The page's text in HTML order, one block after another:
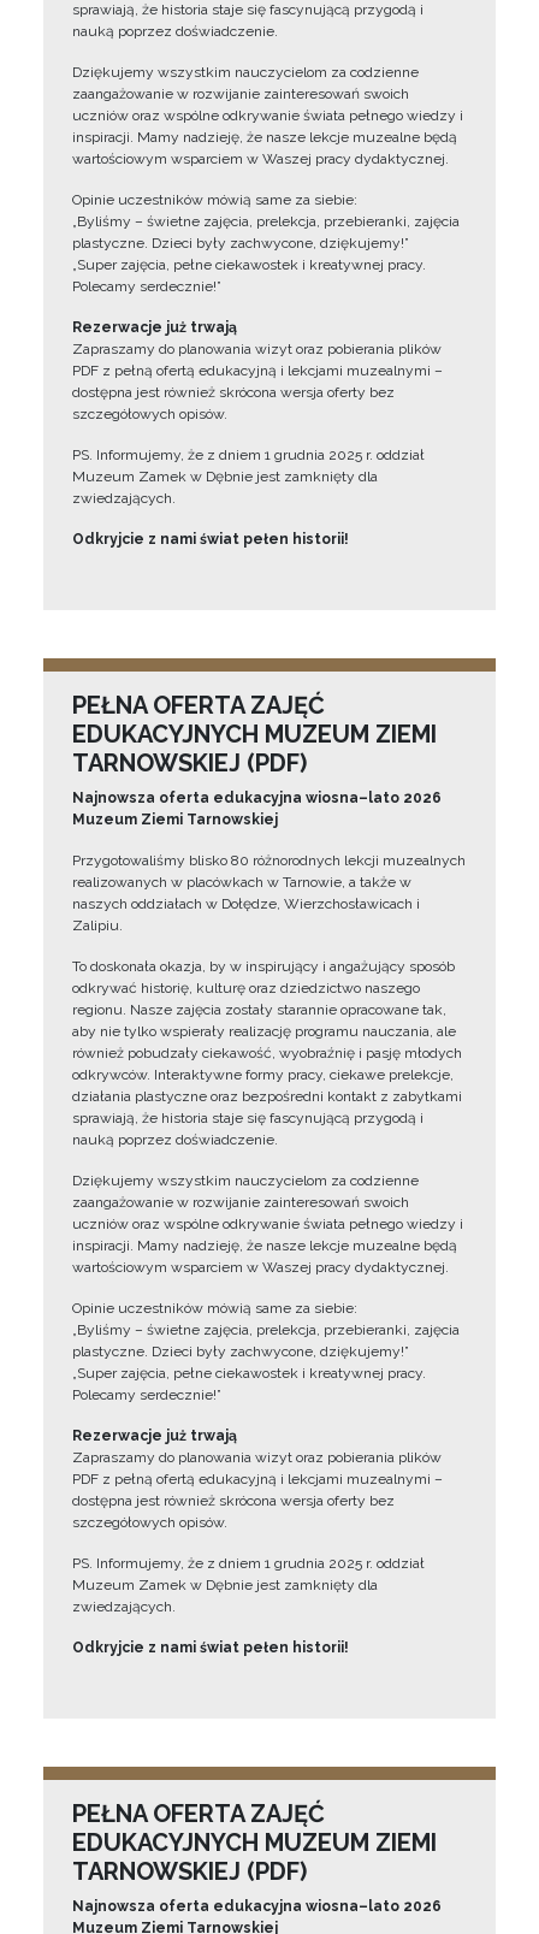
sprawiają, że historia staje się fascynującą przygodą i
nauką poprzez doświadczenie.
Dziękujemy wszystkim nauczycielom za codzienne
zaangażowanie w rozwijanie zainteresowań swoich
uczniów oraz wspólne odkrywanie świata pełnego wiedzy i
inspiracji. Mamy nadzieję, że nasze lekcje muzealne będą
wartościowym wsparciem w Waszej pracy dydaktycznej.
Opinie uczestników mówią same za siebie:
„Byliśmy – świetne zajęcia, prelekcja, przebieranki, zajęcia
plastyczne. Dzieci były zachwycone, dziękujemy!”
„Super zajęcia, pełne ciekawostek i kreatywnej pracy.
Polecamy serdecznie!”
Rezerwacje już trwają
Zapraszamy do planowania wizyt oraz pobierania plików
PDF z pełną ofertą edukacyjną i lekcjami muzealnymi –
dostępna jest również skrócona wersja oferty bez
szczegółowych opisów.
PS. Informujemy, że z dniem 1 grudnia 2025 r. oddział
Muzeum Zamek w Dębnie jest zamknięty dla
zwiedzających.
Odkryjcie z nami świat pełen historii!
PEŁNA OFERTA ZAJĘĆ
EDUKACYJNYCH MUZEUM ZIEMI
TARNOWSKIEJ (PDF)
Najnowsza oferta edukacyjna wiosna–lato 2026
Muzeum Ziemi Tarnowskiej
Przygotowaliśmy blisko 80 różnorodnych lekcji muzealnych
realizowanych w placówkach w Tarnowie, a także w
naszych oddziałach w Dołędze, Wierzchosławicach i
Zalipiu.
To doskonała okazja, by w inspirujący i angażujący sposób
odkrywać historię, kulturę oraz dziedzictwo naszego
regionu. Nasze zajęcia zostały starannie opracowane tak,
aby nie tylko wspierały realizację programu nauczania, ale
również pobudzały ciekawość, wyobraźnię i pasję młodych
odkrywców. Interaktywne formy pracy, ciekawe prelekcje,
działania plastyczne oraz bezpośredni kontakt z zabytkami
sprawiają, że historia staje się fascynującą przygodą i
nauką poprzez doświadczenie.
Dziękujemy wszystkim nauczycielom za codzienne
zaangażowanie w rozwijanie zainteresowań swoich
uczniów oraz wspólne odkrywanie świata pełnego wiedzy i
inspiracji. Mamy nadzieję, że nasze lekcje muzealne będą
wartościowym wsparciem w Waszej pracy dydaktycznej.
Opinie uczestników mówią same za siebie:
„Byliśmy – świetne zajęcia, prelekcja, przebieranki, zajęcia
plastyczne. Dzieci były zachwycone, dziękujemy!”
„Super zajęcia, pełne ciekawostek i kreatywnej pracy.
Polecamy serdecznie!”
Rezerwacje już trwają
Zapraszamy do planowania wizyt oraz pobierania plików
PDF z pełną ofertą edukacyjną i lekcjami muzealnymi –
dostępna jest również skrócona wersja oferty bez
szczegółowych opisów.
PS. Informujemy, że z dniem 1 grudnia 2025 r. oddział
Muzeum Zamek w Dębnie jest zamknięty dla
zwiedzających.
Odkryjcie z nami świat pełen historii!
PEŁNA OFERTA ZAJĘĆ
EDUKACYJNYCH MUZEUM ZIEMI
TARNOWSKIEJ (PDF)
Najnowsza oferta edukacyjna wiosna–lato 2026
Muzeum Ziemi Tarnowskiej